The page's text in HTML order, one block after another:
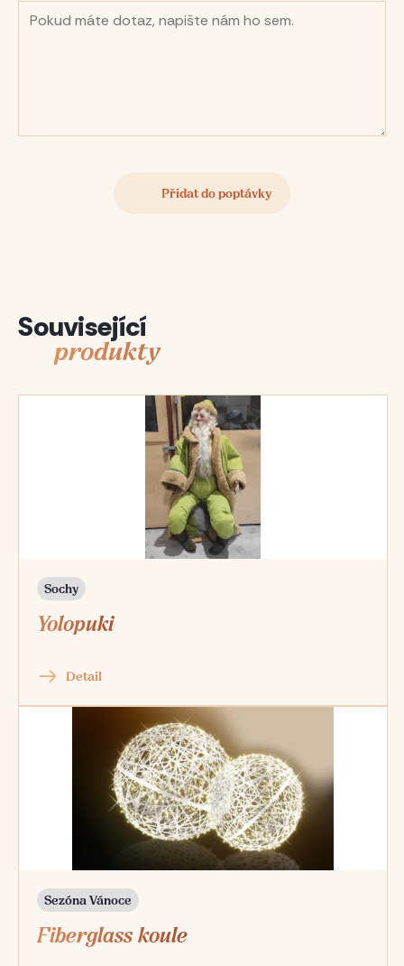
Související
produkty
Sochy
Yolopuki
Detail
Sezóna Vánoce
Fiberglass koule